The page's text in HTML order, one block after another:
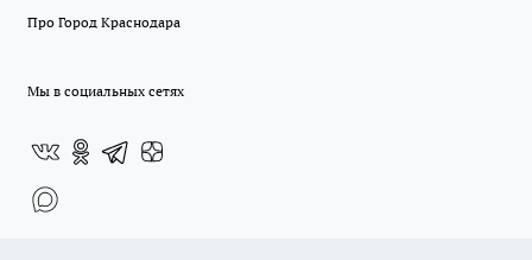
Про Город Краснодара
Мы в социальных сетях